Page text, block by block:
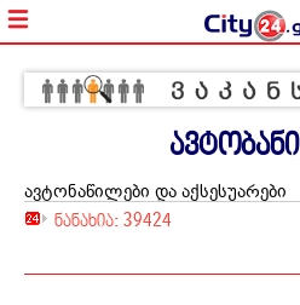
ავტობანი
ავტონაწილები და აქსესუარები
ნანახია: 39424